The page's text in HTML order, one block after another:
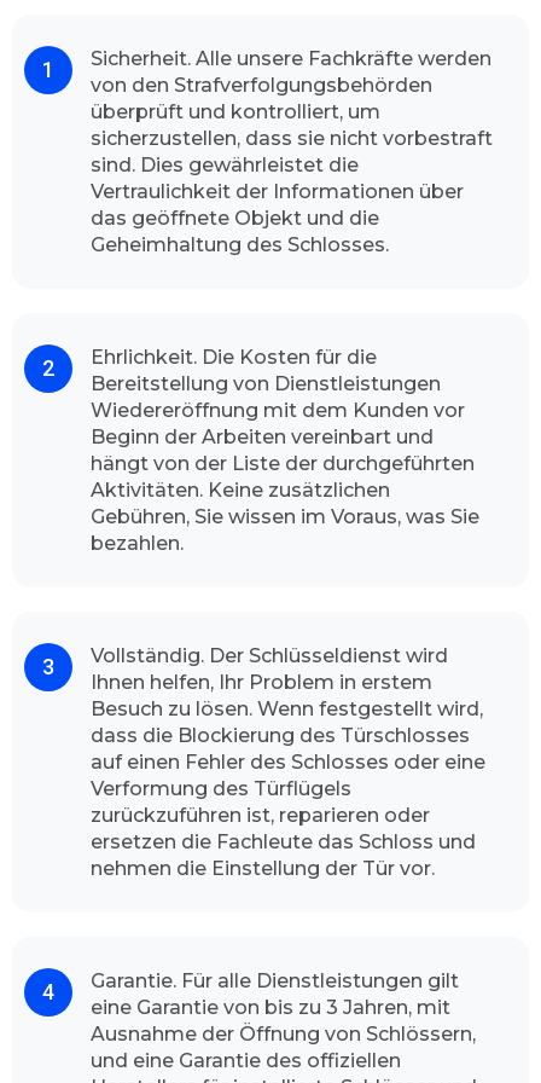
Kontaktieren Sie uns und schauen Sie sich das
Resultat an.
Mit hohen Begeisterung unserer
Kundschaft
Dank unseremprofessionellen Team und
hochwertiger Arbeit kann Schlüsseldienst
Rostock stolz sagen, dass die Mehrheit unsere
und Kunden von unserem Aufsperrdienst
bedienen können. Unser Betrieb gibt Ihnen die
vollste Gewissheit, dass unsere Dienstleister
die volle Leistungsfähigkeit durchführt. Unsere
freundliche Fachmänner sind jederzeit
einsatzbereit, egal ob mitten in der Nacht oder
in den Feiertagen.
anrufen, und dem Verkehr auf dem Weg zu
Ihnen, ist der Experte meistens in weniger als
ein paar Minuten bei Ihnen vor Ort, um Ihr
Türschloss zu öffnen. Unser Schlüsseldienst hat
nach seinem Ankunft alle nötigen Werkzeuge
vor Ort. und erledigt schnell und sauber seine
Betätigung.
Schlüsselnotdienst Gründe
ein unvorhergesehener Luftzug und schon ist
die Tür zugefallen und die Betroffenen stehen
erst mal erstaunlich und ahnungslos vor ihrer
Haustür oder Wohnungstür. Andererseits ist
Sicherheit. Alle unsere Fachkräfte werden
von den Strafverfolgungsbehörden
überprüft und kontrolliert, um
sicherzustellen, dass sie nicht vorbestraft
sind. Dies gewährleistet die
Vertraulichkeit der Informationen über
das geöffnete Objekt und die
Geheimhaltung des Schlosses.
Ehrlichkeit. Die Kosten für die
Bereitstellung von Dienstleistungen
Wiedereröffnung mit dem Kunden vor
Beginn der Arbeiten vereinbart und
hängt von der Liste der durchgeführten
Aktivitäten. Keine zusätzlichen
Gebühren, Sie wissen im Voraus, was Sie
bezahlen.
Vollständig. Der Schlüsseldienst wird
Ihnen helfen, Ihr Problem in erstem
Besuch zu lösen. Wenn festgestellt wird,
dass die Blockierung des Türschlosses
auf einen Fehler des Schlosses oder eine
Verformung des Türflügels
zurückzuführen ist, reparieren oder
ersetzen die Fachleute das Schloss und
nehmen die Einstellung der Tür vor.
Garantie. Für alle Dienstleistungen gilt
eine Garantie von bis zu 3 Jahren, mit
Ausnahme der Öffnung von Schlössern,
und eine Garantie des offiziellen